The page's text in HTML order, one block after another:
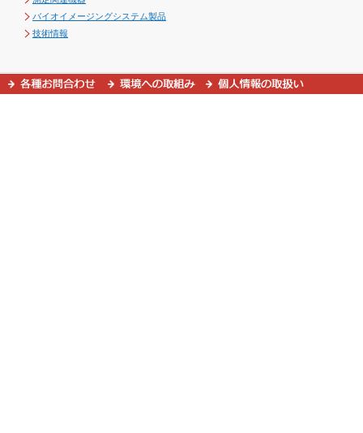
バイオイメージングシステム製品
技術情報